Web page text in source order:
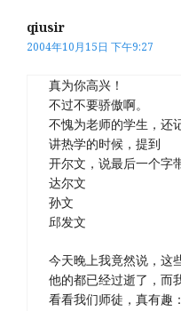
qiusir
2004年10月15日 下午9:27
真为你高兴！
不过不要骄傲啊。
不愧为老师的学生，还
讲热学的时候，提到
开尔文，说最后一个字
达尔文
孙文
邱发文
今天晚上我竟然说，这
他的都已经过逝了，而
看看我们师徒，真有趣：